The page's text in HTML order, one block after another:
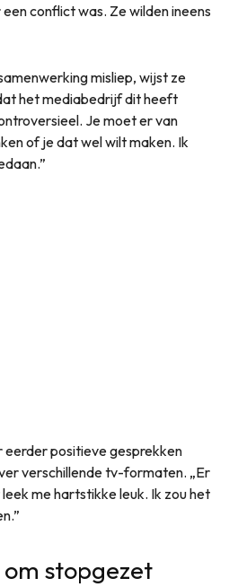
conflict was. Ze wilden ineens
misliep, wijst ze
het mediabedrijf dit heeft
Je moet er van
of je dat wel wilt maken. Ik
positieve gesprekken
verschillende tv-formaten. „Er
me hartstikke leuk. Ik zou het
stopgezet